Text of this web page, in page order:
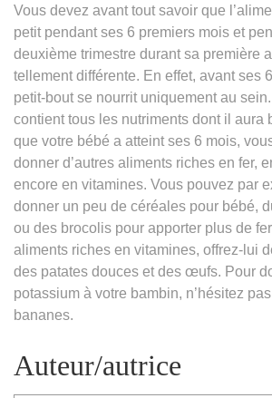
Vous devez avant tout savoir que
petit pendant ses 6 premiers mois et
deuxième trimestre durant sa première
tellement différente. En effet, avant ses
petit-bout se nourrit uniquement au
contient tous les nutriments dont il aura
que votre bébé a atteint ses 6 mois,
donner d’autres aliments riches en fer,
encore en vitamines. Vous pouvez par
donner un peu de céréales pour bébé,
ou des brocolis pour apporter plus de
aliments riches en vitamines, offrez-lui
des patates douces et des œufs. Pour
potassium à votre bambin, n’hésitez
bananes.
Auteur/autrice